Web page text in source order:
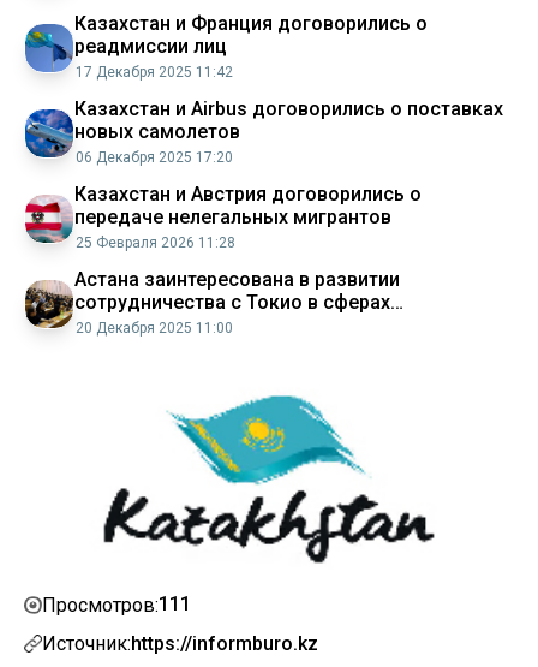
Казахстан и Франция договорились о
реадмиссии лиц
17 Декабря 2025 11:42
Казахстан и Airbus договорились о поставках
новых самолетов
06 Декабря 2025 17:20
Казахстан и Австрия договорились о
передаче нелегальных мигрантов
25 Февраля 2026 11:28
Астана заинтересована в развитии
сотрудничества с Токио в сферах
образования, туризма и спорта
20 Декабря 2025 11:00
Просмотров:111
Источник:https://informburo.kz